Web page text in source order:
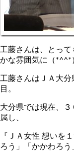
工藤さんは、とっ
かな雰囲気に（*^^*
工藤さんはＪＡ大
目。
大分県では現在、
属し、
『ＪＡ女性 想いを
ろう」「かかわろう